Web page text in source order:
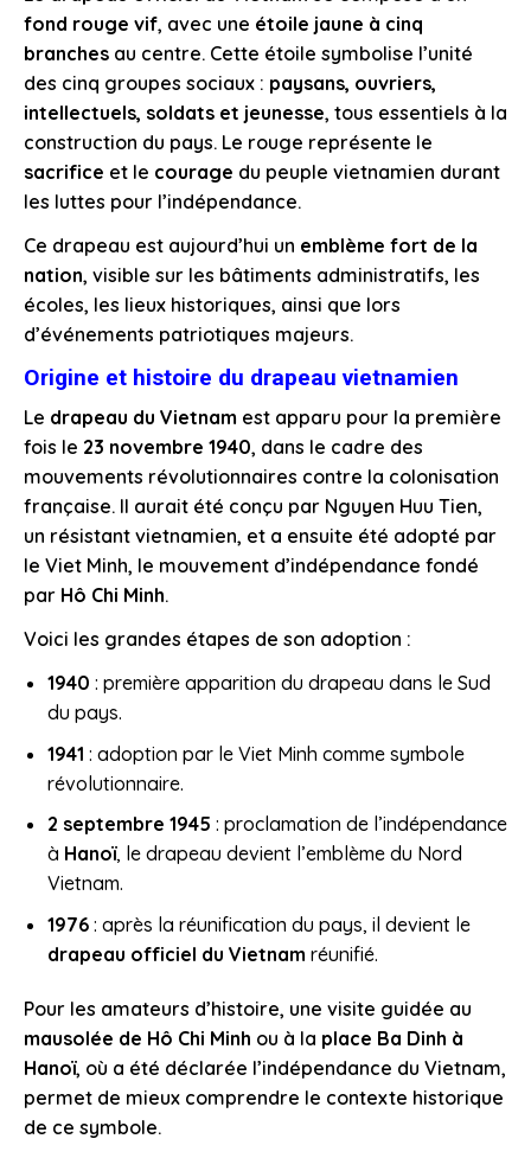
fond rouge vif, avec une étoile jaune à cinq
branches au centre. Cette étoile symbolise l’unité
des cinq groupes sociaux : paysans, ouvriers,
intellectuels, soldats et jeunesse, tous essentiels à la
construction du pays. Le rouge représente le
sacrifice et le courage du peuple vietnamien durant
les luttes pour l’indépendance.
Ce drapeau est aujourd’hui un emblème fort de la
nation, visible sur les bâtiments administratifs, les
écoles, les lieux historiques, ainsi que lors
d’événements patriotiques majeurs.
Origine et histoire du drapeau vietnamien
Le drapeau du Vietnam est apparu pour la première
fois le 23 novembre 1940, dans le cadre des
mouvements révolutionnaires contre la colonisation
française. Il aurait été conçu par Nguyen Huu Tien,
un résistant vietnamien, et a ensuite été adopté par
le Viet Minh, le mouvement d’indépendance fondé
par Hô Chi Minh.
Voici les grandes étapes de son adoption :
1940 : première apparition du drapeau dans le Sud
du pays.
1941 : adoption par le Viet Minh comme symbole
révolutionnaire.
2 septembre 1945 : proclamation de l’indépendance
à Hanoï, le drapeau devient l’emblème du Nord
Vietnam.
1976 : après la réunification du pays, il devient le
drapeau officiel du Vietnam réunifié.
Pour les amateurs d’histoire, une visite guidée au
mausolée de Hô Chi Minh ou à la place Ba Dinh à
Hanoï, où a été déclarée l’indépendance du Vietnam,
permet de mieux comprendre le contexte historique
de ce symbole.